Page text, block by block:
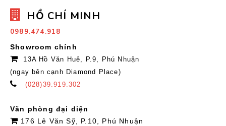
HỒ CHÍ MINH
0989.474.918
Showroom chính
13A Hồ Văn Huê, P.9, Phú Nhuận
(ngay bên cạnh Diamond Place)
(028)39.919.302
Văn phòng đại diện
176 Lê Văn Sỹ, P.10, Phú Nhuận